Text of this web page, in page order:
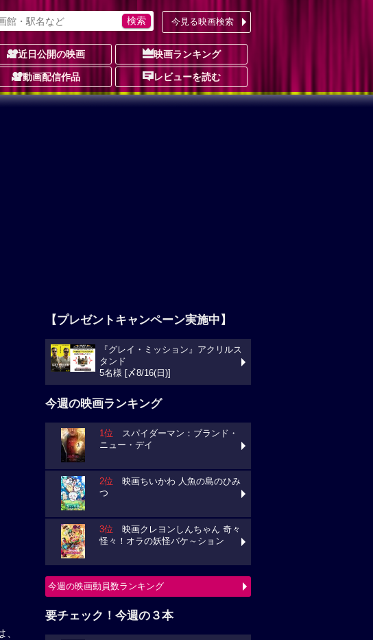
今見る映画検索
近日公開の映画 映画ランキング
動画配信作品 レビューを読む
【プレゼントキャンペーン実施中】
『グレイ・ミッション』アクリルス
タンド
5名様 [〆8/16(日)]
今週の映画ランキング
1位 スパイダーマン：ブランド・
ニュー・デイ
2位 映画ちいかわ 人魚の島のひみ
つ
3位 映画クレヨンしんちゃん 奇々
怪々！オラの妖怪バケ～ション
今週の映画動員数ランキング
要チェック！今週の３本